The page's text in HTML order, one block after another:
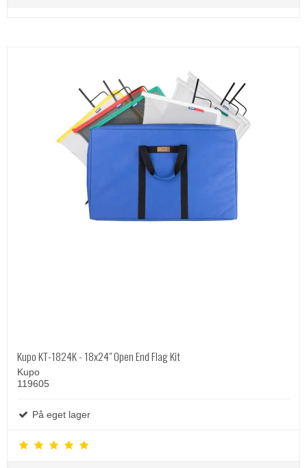
Kupo KT-1824K - 18x24" Open End Flag Kit
Kupo
119605
På eget lager